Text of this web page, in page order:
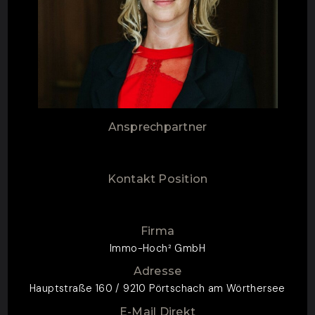
Ansprechpartner
Kontakt Position
Firma
Immo-Hoch² GmbH
Adresse
Hauptstraße 160 / 9210 Pörtschach am Wörthersee
E-Mail Direkt